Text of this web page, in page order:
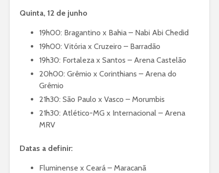
Quinta, 12 de junho
19h00: Bragantino x Bahia – Nabi Abi Chedid
19h00: Vitória x Cruzeiro – Barradão
19h30: Fortaleza x Santos – Arena Castelão
20h00: Grêmio x Corinthians – Arena do
Grêmio
21h30: São Paulo x Vasco – Morumbis
21h30: Atlético-MG x Internacional – Arena
MRV
Datas a definir:
Fluminense x Ceará – Maracanã